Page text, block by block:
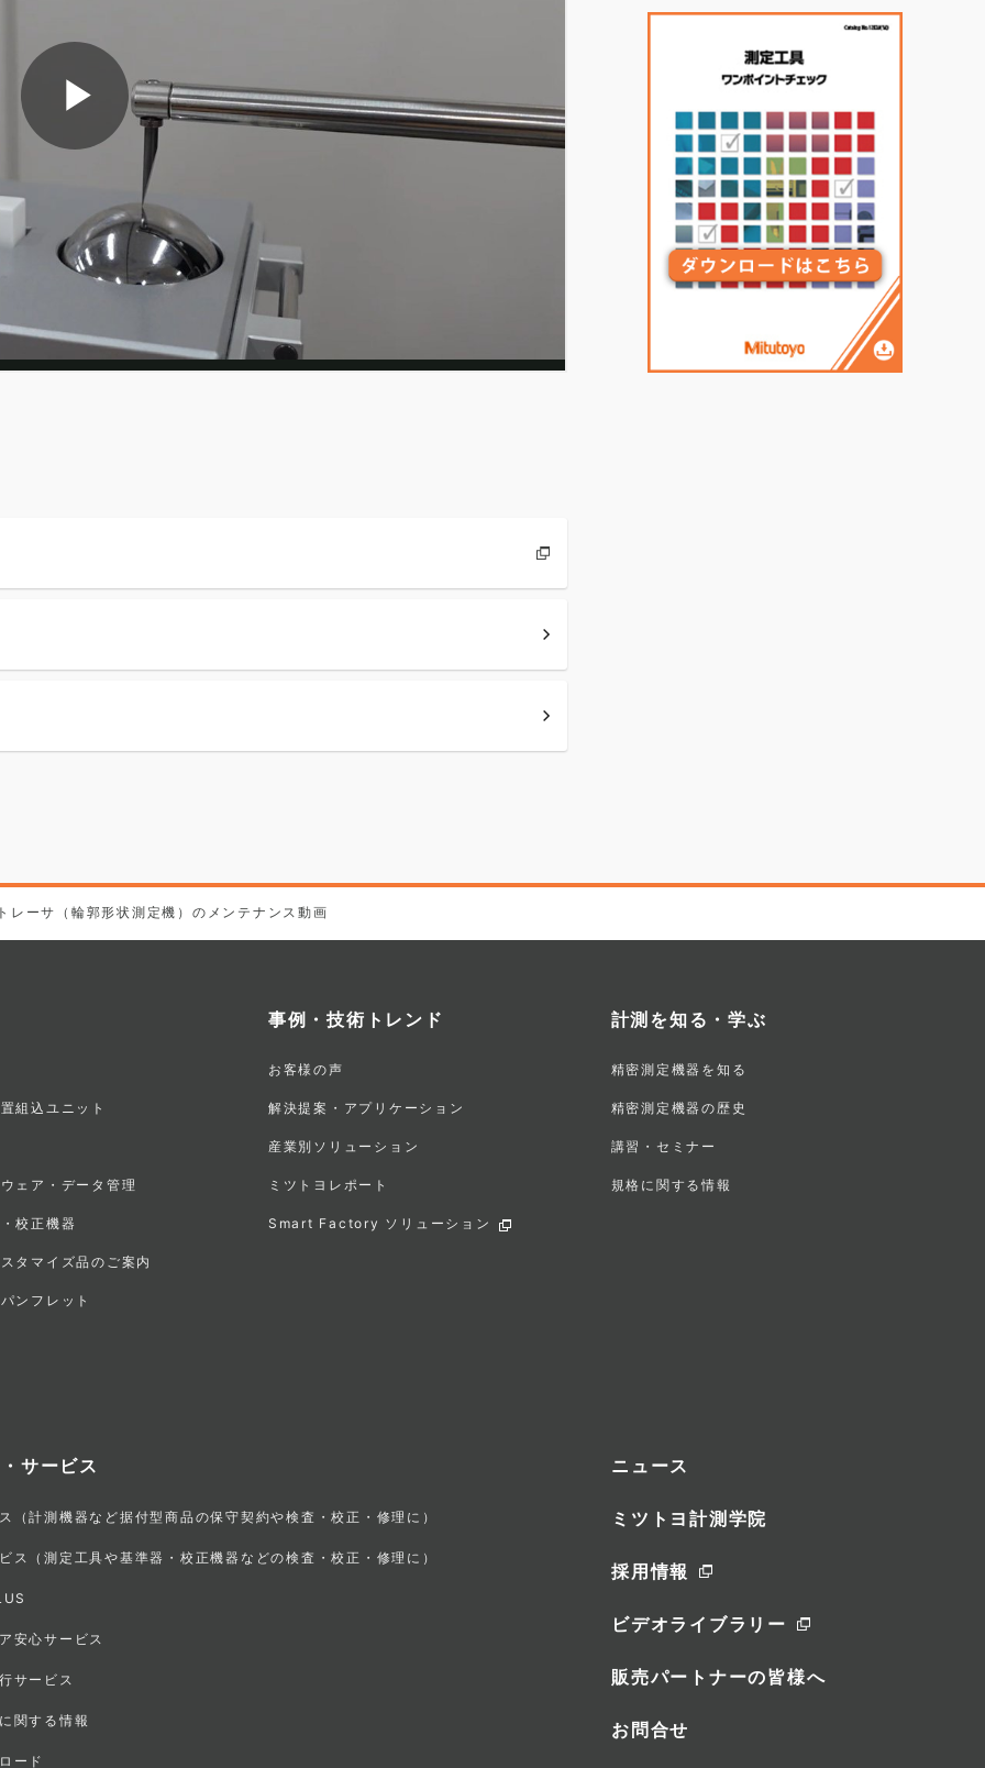
レーサ（輪郭形状測定機）のメンテナンス動画
組込ユニット
ェア・データ管理
校正機器
タマイズ品のご案内
ンフレット
事例・技術トレンド
お客様の声
解決提案・アプリケーション
産業別ソリューション
ミツトヨレポート
Smart Factory ソリューション
計測を知る・学ぶ
精密測定機器を知る
精密測定機器の歴史
講習・セミナー
規格に関する情報
サービス
（計測機器など据付型商品の保守契約や検査・校正・修理に）
ス（測定工具や基準器・校正機器などの検査・校正・修理に）
安心サービス
サービス
関する情報
ード
ニュース
ミツトヨ計測学院
採用情報
ビデオライブラリー
販売パートナーの皆様へ
お問合せ